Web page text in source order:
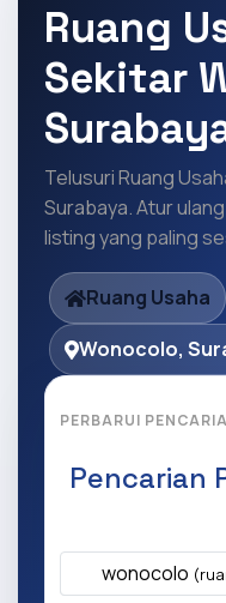
Ruang
Sekitar
Telusuri Ruang
Surabaya. Atur
listing yang paling
Ruang Usaha
Wonocolo,
PERBARUI
Pencarian
wonocolo